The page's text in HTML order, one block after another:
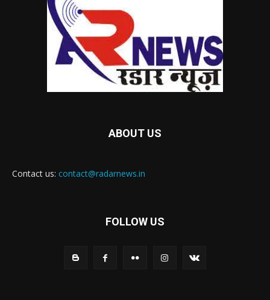
ABOUT US
Contact us: contact@radarnews.in
FOLLOW US